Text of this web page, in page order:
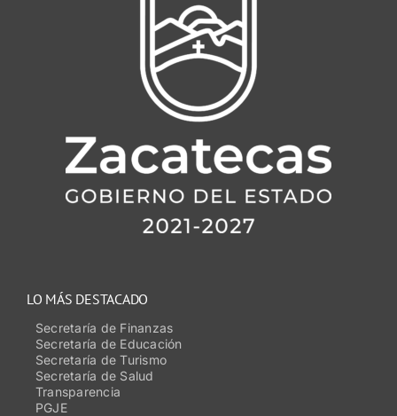
LO MÁS DESTACADO
Secretaría de Finanzas
Secretaría de Educación
Secretaría de Turismo
Secretaría de Salud
Transparencia
PGJE